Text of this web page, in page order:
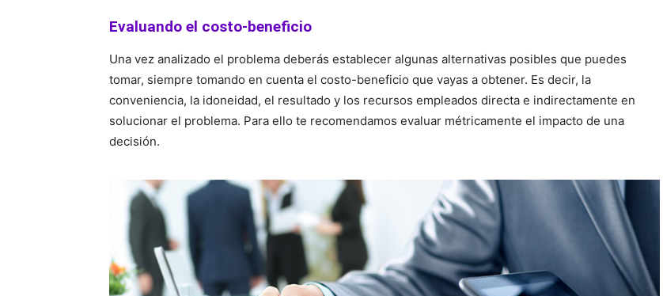
Evaluando el costo-beneficio
Una vez analizado el problema deberás establecer algunas alternativas posibles que puedes
tomar, siempre tomando en cuenta el costo-beneficio que vayas a obtener. Es decir, la
conveniencia, la idoneidad, el resultado y los recursos empleados directa e indirectamente en
solucionar el problema. Para ello te recomendamos evaluar métricamente el impacto de una
decisión.